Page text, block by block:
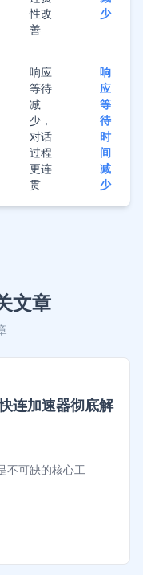
性改
善
少
响应
等待
减
少，
对话
过程
更连
贯
响
应
等
待
时
间
减
少
文章
连加速器彻底解
不可缺的核心工